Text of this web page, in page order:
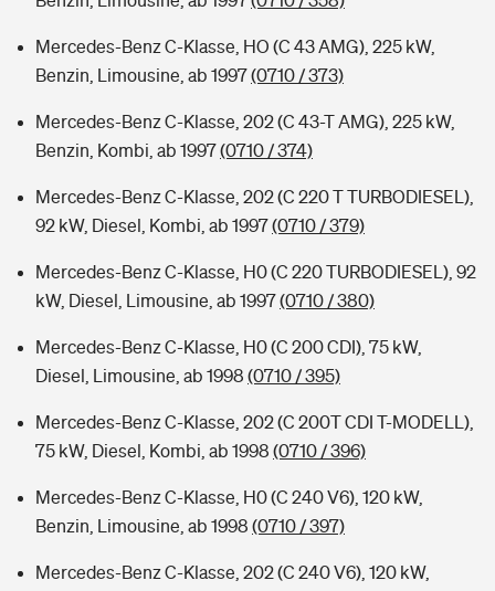
Mercedes-Benz C-Klasse, HO (C 43 AMG), 225 kW,
Benzin, Limousine, ab 1997(0710 / 373)
Mercedes-Benz C-Klasse, 202 (C 43-T AMG), 225 kW,
Benzin, Kombi, ab 1997(0710 / 374)
Mercedes-Benz C-Klasse, 202 (C 220 T TURBODIESEL),
92 kW, Diesel, Kombi, ab 1997(0710 / 379)
Mercedes-Benz C-Klasse, H0 (C 220 TURBODIESEL), 92
kW, Diesel, Limousine, ab 1997(0710 / 380)
Mercedes-Benz C-Klasse, H0 (C 200 CDI), 75 kW,
Diesel, Limousine, ab 1998 (0710 / 395)
Mercedes-Benz C-Klasse, 202 (C 200T CDI T-MODELL),
75 kW, Diesel, Kombi, ab 1998 (0710 / 396)
Mercedes-Benz C-Klasse, H0 (C 240 V6), 120 kW,
Benzin, Limousine, ab 1998 (0710 / 397)
Mercedes-Benz C-Klasse, 202 (C 240 V6), 120 kW,